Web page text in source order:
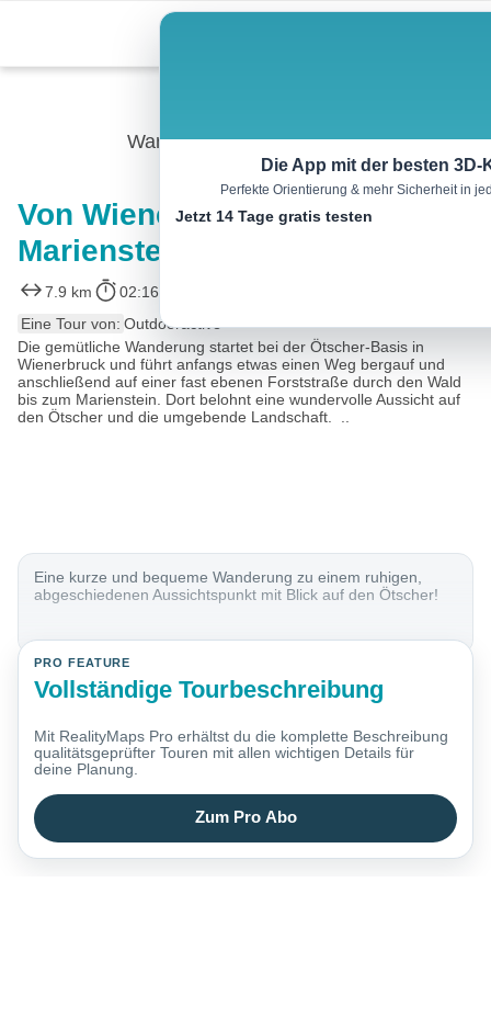
content
Wandern
Von Wienerbruck auf den
Marienstein
7.9 km 02:16 h
Eine Tour von: Outdooractive
Die gemütliche Wanderung startet bei der Ötscher-Basis in
Wienerbruck und führt anfangs etwas einen Weg bergauf und
anschließend auf einer fast ebenen Forststraße durch den Wald
bis zum Marienstein. Dort belohnt eine wundervolle Aussicht auf
den Ötscher und die umgebende Landschaft. ..
Eine kurze und bequeme Wanderung zu einem ruhigen,
abgeschiedenen Aussichtspunkt mit Blick auf den Ötscher!
PRO FEATURE
Vollständige Tourbeschreibung
Mit RealityMaps Pro erhältst du die komplette Beschreibung
qualitätsgeprüfter Touren mit allen wichtigen Details für
deine Planung.
Zum Pro Abo
Die App mit der besten 3D-
Perfekte Orientierung & mehr Sicherheit in
Jetzt 14 Tage gratis testen